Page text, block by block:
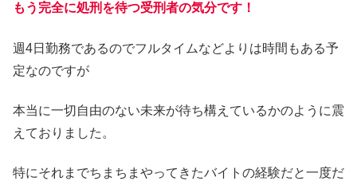
もう完全に処刑を待つ受刑者の気分です！
週4日勤務であるのでフルタイムなどよりは時間もある予
定なのですが
本当に一切自由のない未来が待ち構えているかのように震
えておりました。
特にそれまでちまちまやってきたバイトの経験だと一度だ